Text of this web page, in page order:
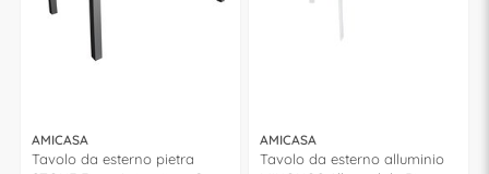
AMICASA
Tavolo da esterno pietra
AMICASA
Tavolo da esterno alluminio